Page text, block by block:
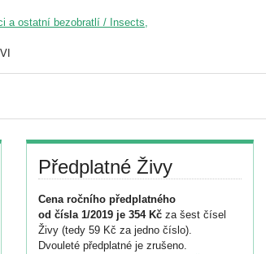
a ostatní bezobratlí / Insects,
Předplatné Živy
Cena ročního předplatného
od čísla 1/2019 je 354 Kč za šest čísel
Živy (tedy 59 Kč za jedno číslo).
Dvouleté předplatné je zrušeno.